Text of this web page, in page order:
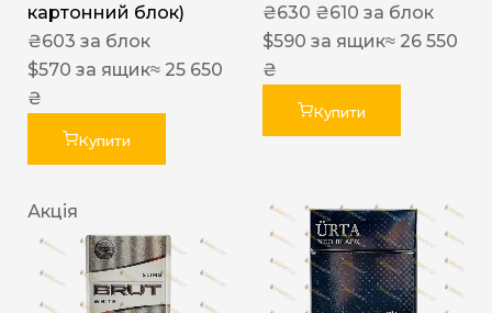
картонний блок)
₴603 за блок
$570 за ящик≈ 25 650
₴
Купити
₴630 ₴610 за блок
$590 за ящик≈ 26 550
₴
Купити
Акція